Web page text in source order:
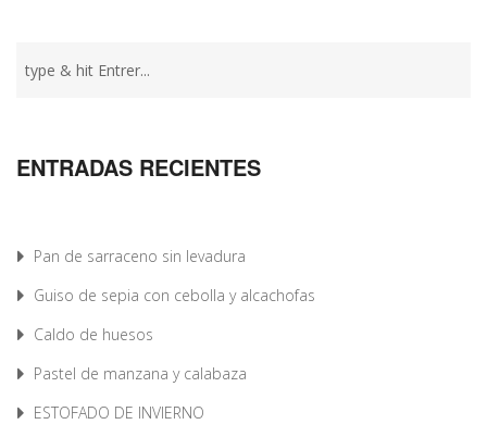
ENTRADAS RECIENTES
Pan de sarraceno sin levadura
Guiso de sepia con cebolla y alcachofas
Caldo de huesos
Pastel de manzana y calabaza
ESTOFADO DE INVIERNO